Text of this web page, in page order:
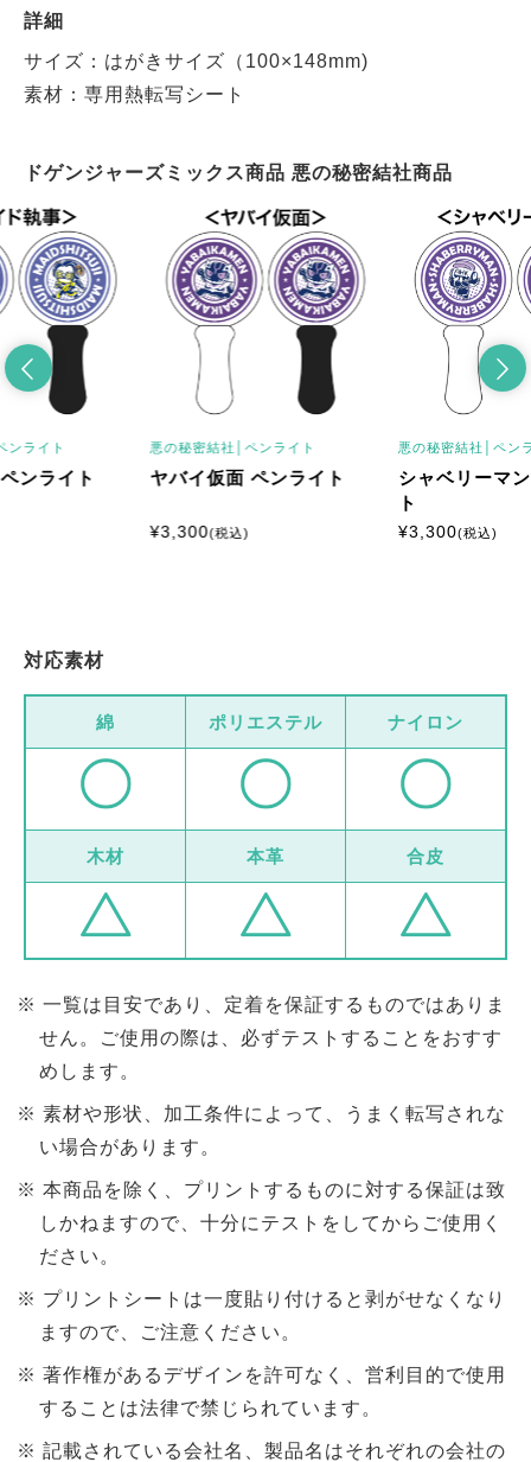
詳細
サイズ：はがきサイズ（100×148mm)
素材：専用熱転写シート
ドゲンジャーズミックス商品 悪の秘密結社商品
ンライト
ンライト
悪の秘密結社│ペンライト
ヤバイ仮面 ペンライト
¥3,300(税込)
悪の秘密結社│ペン
シャベリーマ
ト
¥3,300(税込)
対応素材
綿 ポリエステル ナイロン
木材 本革 合皮
一覧は目安であり、定着を保証するものではありま
せん。ご使用の際は、必ずテストすることをおすす
めします。
素材や形状、加工条件によって、うまく転写されな
い場合があります。
本商品を除く、プリントするものに対する保証は致
しかねますので、十分にテストをしてからご使用く
ださい。
プリントシートは一度貼り付けると剥がせなくなり
ますので、ご注意ください。
著作権があるデザインを許可なく、営利目的で使用
することは法律で禁じられています。
記載されている会社名、製品名はそれぞれの会社の